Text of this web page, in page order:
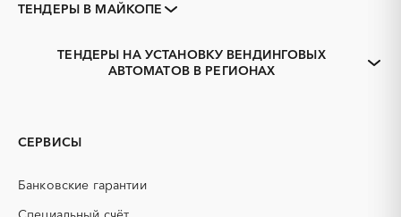
ТЕНДЕРЫ В МАЙКОПЕ
Тендеры заводов
1С
PR
ТЕНДЕРЫ НА УСТАНОВКУ ВЕНДИНГОВЫХ
АВТОМАТОВ В РЕГИОНАХ
СЕРВИСЫ
Банковские гарантии